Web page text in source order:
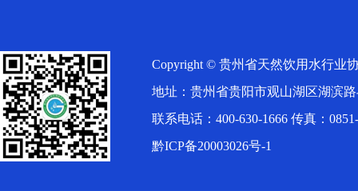
Copyright © 贵州省天然饮用水行业
地址：贵州省贵阳市观山湖区湖滨
联系电话：400-630-1666 传真：
黔ICP备20003026号-1